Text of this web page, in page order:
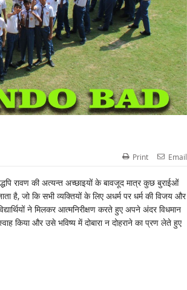
Print Email
रावण की अत्यन्त अच्छाइयों के बावजूद मात्र कुछ बुराईओं
जो कि सभी व्यक्तियों के लिए अधर्म पर धर्म की विजय और
ने मिलकर आत्मनिरीक्षण करते हुए अपने अंदर विधमान
किया और उसे भविष्य में दोबारा न दोहराने का प्रण लेते हुए